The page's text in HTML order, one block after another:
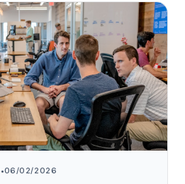
•06/02/2026